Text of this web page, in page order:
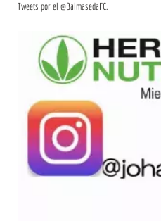
Tweets por el @BalmasedaFC.